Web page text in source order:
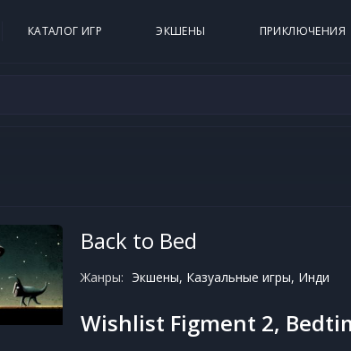
КАТАЛОГ ИГР ЭКШЕНЫ ПРИКЛЮЧЕНИЯ
Back to Bed
Жанры: Экшены, Казуальные игры, Инди
Wishlist Figment 2,